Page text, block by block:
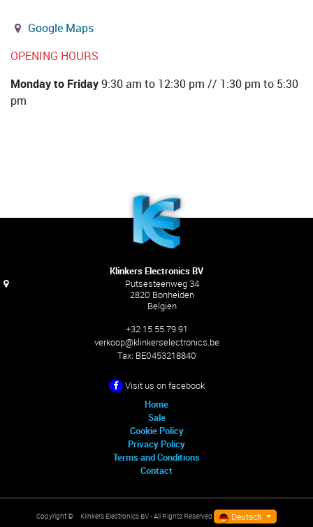
Google Maps
OPENING HOURS
Monday to Friday9:30 am to 12:30 pm // 1:30 pm to 5:30
pm
Klinkers Electronics BV
Putsesteenweg 34
2820 Bonheiden
Belgien
+32 15 55 79 91
verkoop@klinkerselectronics.be
Tax: BE0453218840
Visit us on facebook
Home
Sale
Cookie Policy
Privacy Policy
Terms and Conditions
Contact
Copyright © Klinkers Electronics BV- All Rights Reserved Deutsch